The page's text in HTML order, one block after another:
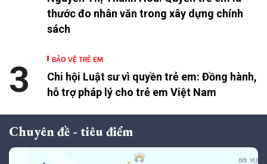
thước đo nhân văn trong xây dựng chính
sách
BẢO VỆ TRẺ EM
Chi hội Luật sư vì quyền trẻ em: Đồng hành,
hỗ trợ pháp lý cho trẻ em Việt Nam
3
Chuyên đề - tiêu điểm